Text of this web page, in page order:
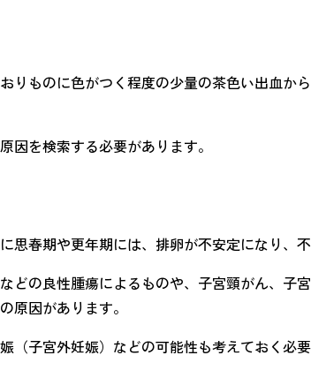
ものに色がつく程度の少量の茶色い出血か
因を検索する必要があります。
春期や更年期には、排卵が不安定になり、
の良性腫瘍によるものや、子宮頸がん、子
原因があります。
子宮外妊娠）などの可能性も考えておく必要